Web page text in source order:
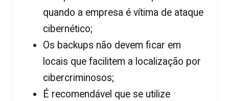
quando a empresa é vítima de ataque
cibernético;
Os backups não devem ficar em
locais que facilitem a localização por
cibercriminosos;
É recomendável que se utilize